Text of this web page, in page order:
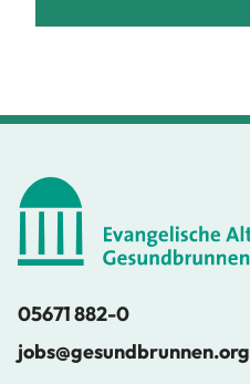
05671 882-0
jobs@gesundbrunnen.org